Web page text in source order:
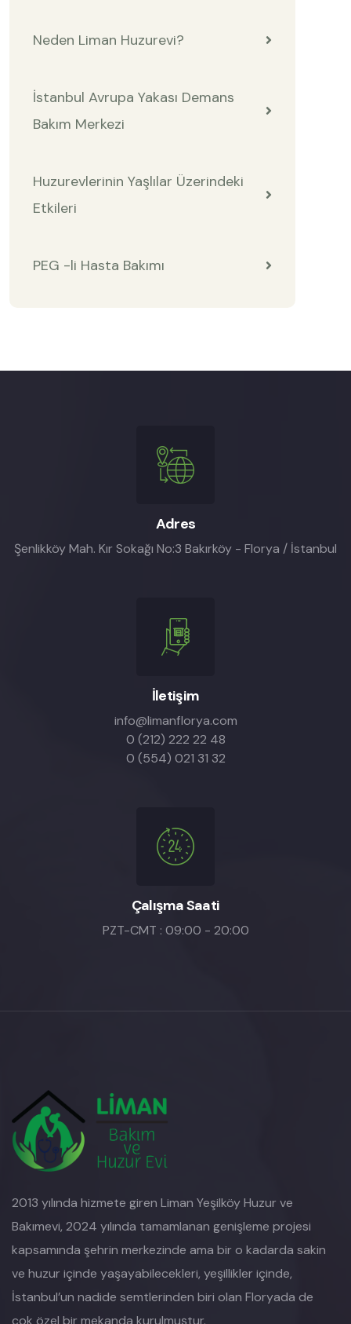
Neden Liman Huzurevi?
İstanbul Avrupa Yakası Demans
Bakım Merkezi
Huzurevlerinin Yaşlılar Üzerindeki
Etkileri
PEG -li Hasta Bakımı
Adres
Şenlikköy Mah. Kır Sokağı No:3 Bakırköy - Florya / İstanbul
İletişim
info@limanflorya.com
0 (212) 222 22 48
0 (554) 021 31 32
Çalışma Saati
PZT-CMT : 09:00 - 20:00
2013 yılında hizmete giren Liman Yeşilköy Huzur ve
Bakımevi, 2024 yılında tamamlanan genişleme projesi
kapsamında şehrin merkezinde ama bir o kadarda sakin
ve huzur içinde yaşayabilecekleri, yeşillikler içinde,
İstanbul’un nadide semtlerinden biri olan Floryada de
çok özel bir mekanda kurulmuştur.